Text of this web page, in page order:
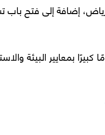
إضافة إلى فتح باب
بمعايير البيئة